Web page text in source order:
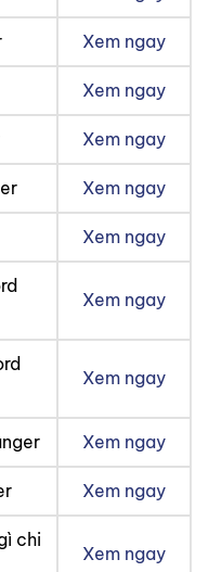
Xem ngay
Xem ngay
Xem ngay
Xem ngay
Xem ngay
Xem ngay
Xem ngay
Xem ngay
Xem ngay
chi
Xem ngay